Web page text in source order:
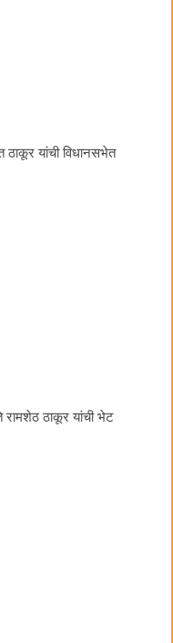
ठाकूर यांची विधानसभेत
रामशेठ ठाकूर यांची भेट